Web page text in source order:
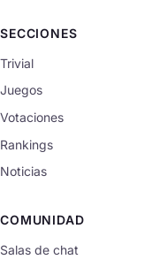
SECCIONES
Trivial
Juegos
Votaciones
Rankings
Noticias
COMUNIDAD
Salas de chat